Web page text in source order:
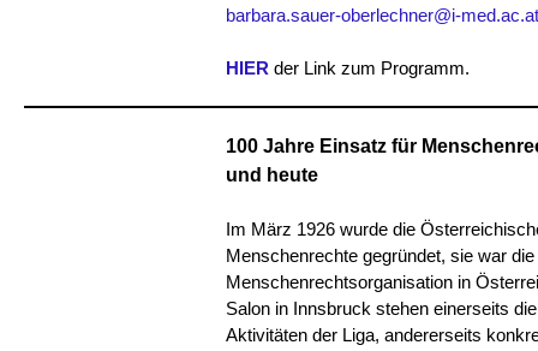
barbara.sauer-oberlechner@i-med.ac.at
HIER der Link zum Programm.
100 Jahre Einsatz für
und heute
Im März 1926 wurde die
Menschenrechte gegründet, sie war
Menschenrechtsorganisation in
Salon in Innsbruck stehen einerseits
Aktivitäten der Liga, andererseits